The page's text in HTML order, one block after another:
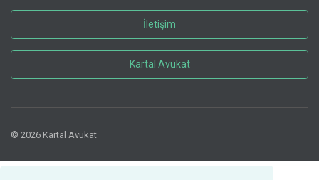
İletişim
Kartal Avukat
© 2026 Kartal Avukat